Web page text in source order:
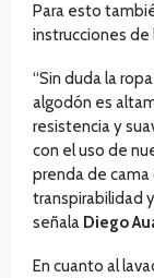
Para esto
instrucciones
“Sin duda la
algodón es
resistencia y
con el uso de
prenda de
transpirabilidad
señala Diego
En cuanto al